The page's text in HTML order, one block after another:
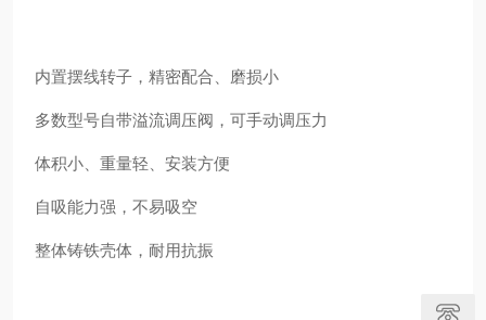
内置摆线转子，精密配合、磨损小
多数型号自带溢流调压阀，可手动调压力
体积小、重量轻、安装方便
自吸能力强，不易吸空
整体铸铁壳体，耐用抗振